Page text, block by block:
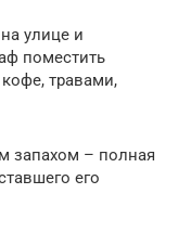
улице и
поместить
травами,
запахом – полная
его